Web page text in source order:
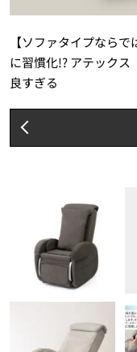
【ソファタイプなら
に習慣化!? アテックス
良すぎる